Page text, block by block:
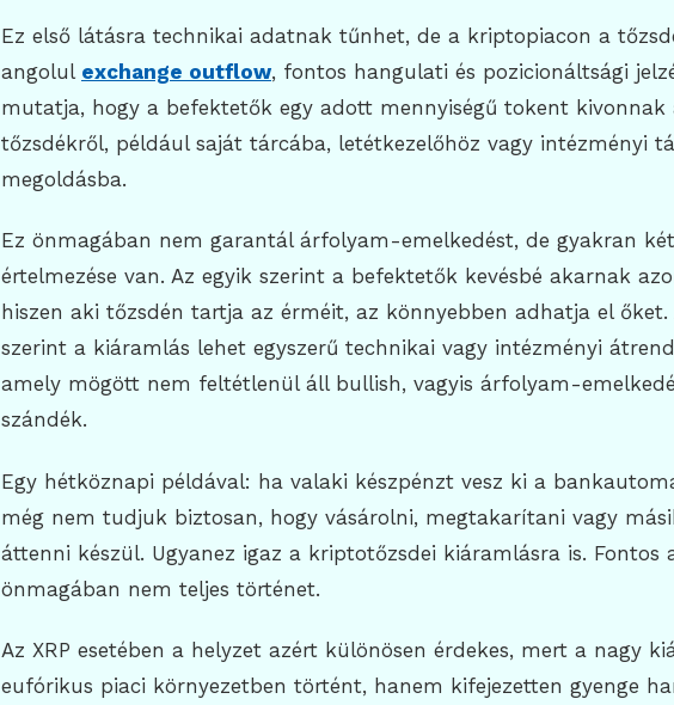
Ez első látásra technikai adatnak tűnhet, de a kriptopiacon a
angolul exchange outflow, fontos hangulati és pozicionáltsági
mutatja, hogy a befektetők egy adott mennyiségű tokent
tőzsdékről, például saját tárcába, letétkezelőhöz vagy intézményi
megoldásba.
Ez önmagában nem garantál árfolyam-emelkedést, de gyakran
értelmezése van. Az egyik szerint a befektetők kevésbé akarnak
hiszen aki tőzsdén tartja az érméit, az könnyebben adhatja el őket.
szerint a kiáramlás lehet egyszerű technikai vagy intézményi
amely mögött nem feltétlenül áll bullish, vagyis árfolyam-
szándék.
Egy hétköznapi példával: ha valaki készpénzt vesz ki a
még nem tudjuk biztosan, hogy vásárolni, megtakarítani vagy
áttenni készül. Ugyanez igaz a kriptotőzsdei kiáramlásra is. Fontos
önmagában nem teljes történet.
Az XRP esetében a helyzet azért különösen érdekes, mert a nagy
eufórikus piaci környezetben történt, hanem kifejezetten gyenge